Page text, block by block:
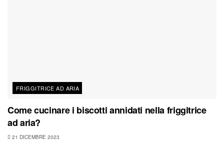
FRIGGITRICE AD ARIA
Come cucinare i biscotti annidati nella friggitrice
ad aria?
21 DICEMBRE 2023